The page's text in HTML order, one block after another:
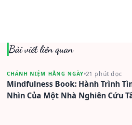
Bài viết liên quan
CHÁNH NIỆM HẰNG NGÀY 21 phút đọc
Mindfulness Book: Hành Trình
Nhìn Của Một Nhà Nghiên Cứu